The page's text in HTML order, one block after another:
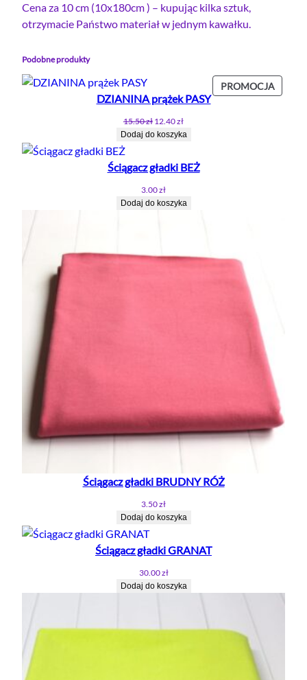
Cena za 10 cm (10x180cm ) – kupując kilka sztuk,
otrzymacie Państwo materiał w jednym kawałku.
Podobne produkty
PROMOCJA
W
DZIANINA prążek PASY
15.50zł Pierwotna
cena
12.40złAktualna
cena
Dodaj do koszyka
Ściągacz gładki BEŻ
3.00zł
Dodaj do koszyka
Ściągacz gładki BRUDNY RÓŻ
3.50zł
Dodaj do koszyka
Ściągacz gładki GRANAT
30.00zł
Dodaj do koszyka